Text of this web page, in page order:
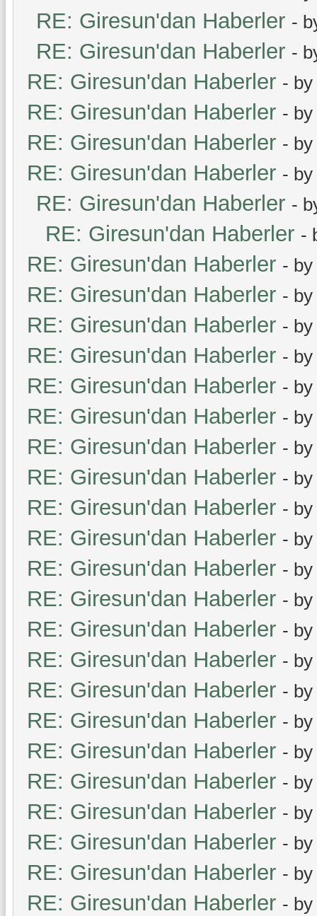
RE: Giresun'dan Haberler -
RE: Giresun'dan Haberler -
RE: Giresun'dan Haberler - by
RE: Giresun'dan Haberler - by
RE: Giresun'dan Haberler - by
RE: Giresun'dan Haberler - by
RE: Giresun'dan Haberler -
RE: Giresun'dan Haberler -
RE: Giresun'dan Haberler - by
RE: Giresun'dan Haberler - by
RE: Giresun'dan Haberler - by
RE: Giresun'dan Haberler - by
RE: Giresun'dan Haberler - by
RE: Giresun'dan Haberler - by
RE: Giresun'dan Haberler - by
RE: Giresun'dan Haberler - by
RE: Giresun'dan Haberler - by
RE: Giresun'dan Haberler - by
RE: Giresun'dan Haberler - by
RE: Giresun'dan Haberler - by
RE: Giresun'dan Haberler - by
RE: Giresun'dan Haberler - by
RE: Giresun'dan Haberler - by
RE: Giresun'dan Haberler - by
RE: Giresun'dan Haberler - by
RE: Giresun'dan Haberler - by
RE: Giresun'dan Haberler - by
RE: Giresun'dan Haberler - by
RE: Giresun'dan Haberler - by
RE: Giresun'dan Haberler - by